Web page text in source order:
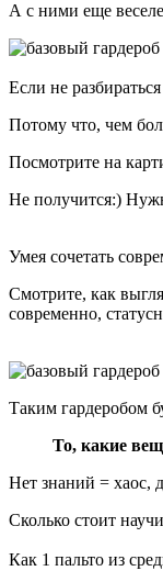
А с ними еще
Если не
Потому что, чем
Посмотрите на
Не получится:)
Умея сочетать
Смотрите, как
современно,
Таким гардеробом
То, какие
Нет знаний = хаос,
Сколько стоит
Как 1 пальто из